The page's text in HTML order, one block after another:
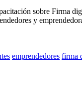
y
emprendedores firma